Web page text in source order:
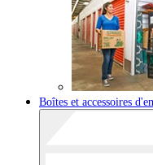
Boîtes et accessoires